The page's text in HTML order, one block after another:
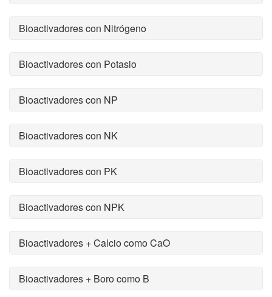
Bioactivadores con Nitrógeno
Bioactivadores con Potasio
Bioactivadores con NP
Bioactivadores con NK
Bioactivadores con PK
Bioactivadores con NPK
Bioactivadores + Calcio como CaO
Bioactivadores + Boro como B